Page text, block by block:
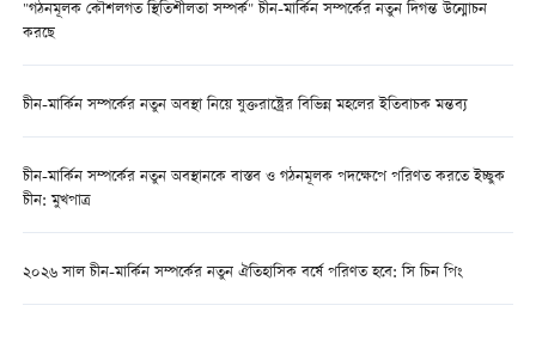
"গঠনমূলক কৌশলগত স্থিতিশীলতা সম্পর্ক" চীন-মার্কিন সম্পর্কের নতুন দিগন্ত উন্মোচন
করছে
চীন-মার্কিন সম্পর্কের নতুন অবস্থা নিয়ে যুক্তরাষ্ট্রের বিভিন্ন মহলের ইতিবাচক মন্তব্য
চীন-মার্কিন সম্পর্কের নতুন অবস্থানকে বাস্তব ও গঠনমূলক পদক্ষেপে পরিণত করতে ইচ্ছুক
চীন: মুখপাত্র
২০২৬ সাল চীন-মার্কিন সম্পর্কের নতুন ঐতিহাসিক বর্ষে পরিণত হবে: সি চিন পিং